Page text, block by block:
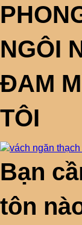
NGÔI
ĐAM
TÔI
Bạn
tôn